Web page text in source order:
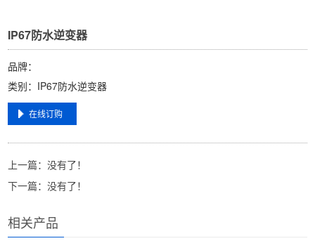
IP67防水逆变器
品牌：
类别：IP67防水逆变器
在线订购
上一篇：没有了！
下一篇：没有了！
相关产品